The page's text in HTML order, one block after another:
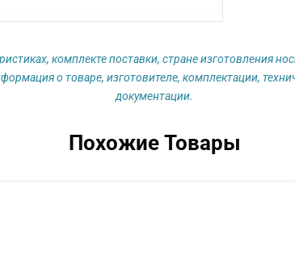
комплекте поставки, стране изготовления
о товаре, изготовителе, комплектации,
документации.
Похожие Товары